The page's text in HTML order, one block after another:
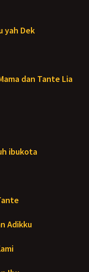
yah Dek
dan Tante Lia
ibukota
Adikku